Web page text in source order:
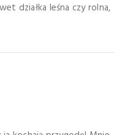
działka leśna czy rolna,